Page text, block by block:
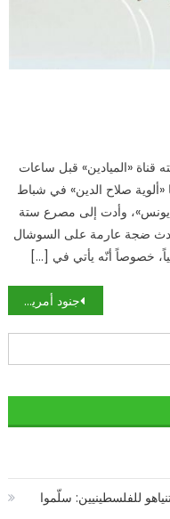
قناة «الميادين» قبل ساعات
«ألوية صلاح الدين» في شباط
وأدت إلى مصرع ستة
ضجة عارمة على السوشال
خصوصاً أنّه يأتي في […]
جنود أمريكيون يتجولون في أعرق شوارع بغداد والشرطة توضح
للفلسطينيين: سلّموا